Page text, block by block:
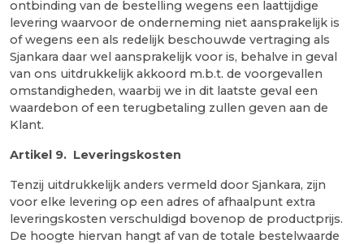
ontbinding van de bestelling wegens een laattijdige
levering waarvoor de onderneming niet aansprakelijk is
of wegens een als redelijk beschouwde vertraging als
Sjankara daar wel aansprakelijk voor is, behalve in geval
van ons uitdrukkelijk akkoord m.b.t. de voorgevallen
omstandigheden, waarbij we in dit laatste geval een
waardebon of een terugbetaling zullen geven aan de
Klant.
Artikel 9. Leveringskosten
Tenzij uitdrukkelijk anders vermeld door Sjankara, zijn
voor elke levering op een adres of afhaalpunt extra
leveringskosten verschuldigd bovenop de productprijs.
De hoogte hiervan hangt af van de totale bestelwaarde